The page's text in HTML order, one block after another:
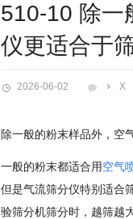
510-10 除一
仪更适合于
2026-06-02 X
除一般的粉末样品外，空
一般的粉末都适合用空气
但是气流筛分仪特别适合
验筛分机筛分时，越筛越